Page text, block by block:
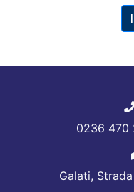
0236 470
Galati,